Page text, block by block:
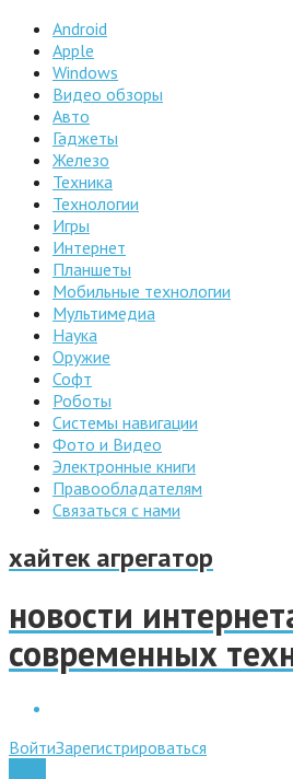
Android
Apple
Windows
Видео обзоры
Авто
Гаджеты
Железо
Техника
Технологии
Игры
Интернет
Планшеты
Мобильные технологии
Мультимедиа
Наука
Оружие
Софт
Роботы
Системы навигации
Фото и Видео
Электронные книги
Правообладателям
Связаться с нами
хайтек агрегатор
новости
современных
ВойтиЗарегистрироваться